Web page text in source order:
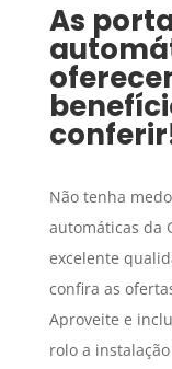
As
Não tenha
automáticas da
excelente
confira as
Aproveite e
rolo a